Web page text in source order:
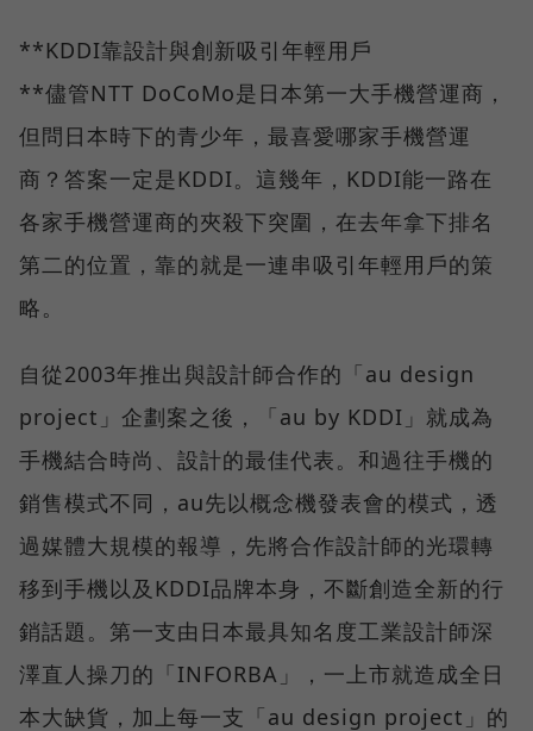
**KDDI靠設計與創新吸引年輕用戶
**儘管NTT DoCoMo是日本第一大手機營運商，
但問日本時下的青少年，最喜愛哪家手機營運
商？答案一定是KDDI。這幾年，KDDI能一路在
各家手機營運商的夾殺下突圍，在去年拿下排名
第二的位置，靠的就是一連串吸引年輕用戶的策
略。
自從2003年推出與設計師合作的「au design
project」企劃案之後，「au by KDDI」就成為
手機結合時尚、設計的最佳代表。和過往手機的
銷售模式不同，au先以概念機發表會的模式，透
過媒體大規模的報導，先將合作設計師的光環轉
移到手機以及KDDI品牌本身，不斷創造全新的行
銷話題。第一支由日本最具知名度工業設計師深
澤直人操刀的「INFORBA」，一上市就造成全日
本大缺貨，加上每一支「au design project」的